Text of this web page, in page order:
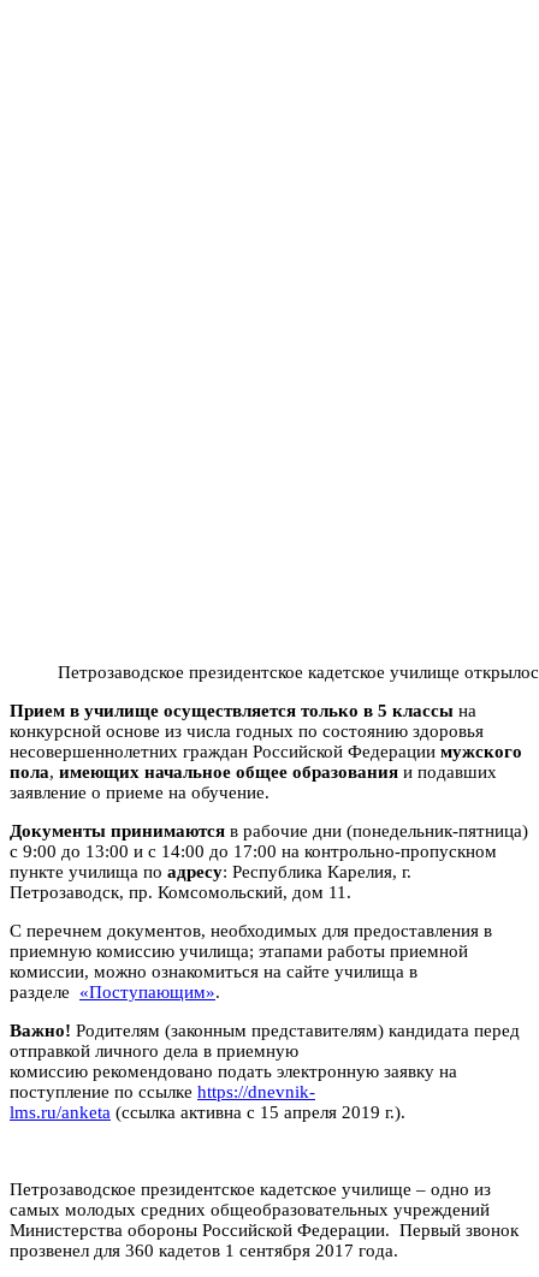
Петрозаводское президентское кадетское училище
Прием в училище осуществляется только в 5 классы на
конкурсной основе из числа годных по состоянию здоровья
несовершеннолетних граждан Российской Федерации мужского
пола, имеющих начальное общее образования и подавших
заявление о приеме на обучение.
Документы принимаются в рабочие дни (понедельник-пятница)
с 9:00 до 13:00 и с 14:00 до 17:00 на контрольно-пропускном
пункте училища по адресу: Республика Карелия, г.
Петрозаводск, пр. Комсомольский, дом 11.
С перечнем документов, необходимых для предоставления в
приемную комиссию училища; этапами работы приемной
комиссии, можно ознакомиться на сайте училища в
разделе «Поступающим».
Важно! Родителям (законным представителям) кандидата перед
отправкой личного дела в приемную
комиссию рекомендовано подать электронную заявку на
поступление по ссылке https://dnevnik-
lms.ru/anketa (ссылка активна с 15 апреля 2019 г.).
Петрозаводское президентское кадетское училище – одно из
самых молодых средних общеобразовательных учреждений
Министерства обороны Российской Федерации. Первый звонок
прозвенел для 360 кадетов 1 сентября 2017 года.